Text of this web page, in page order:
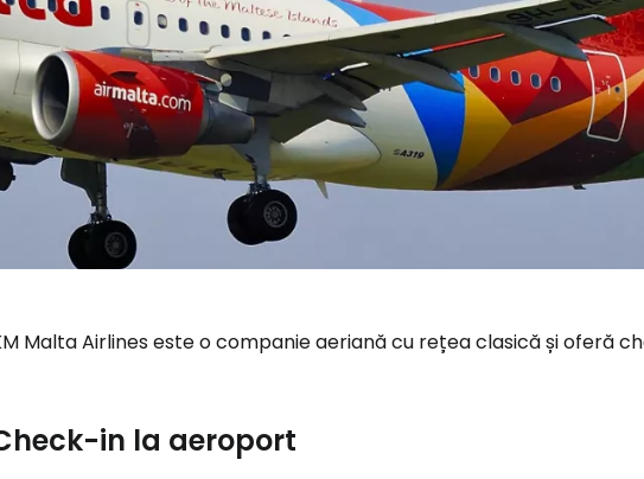
Malta Airlines este o companie aeriană cu rețea clasică și oferă
in la aeroport